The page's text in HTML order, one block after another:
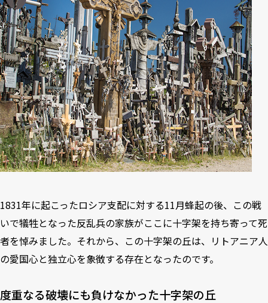
1831年に起こったロシア支配に対する11月蜂起の後、この戦
いで犠牲となった反乱兵の家族がここに十字架を持ち寄って死
者を悼みました。それから、この十字架の丘は、リトアニア人
の愛国心と独立心を象徴する存在となったのです。
度重なる破壊にも負けなかった十字架の丘